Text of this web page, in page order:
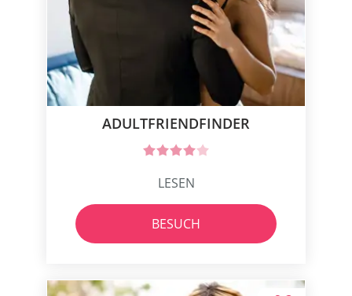
ADULTFRIENDFINDER
LESEN
BESUCH